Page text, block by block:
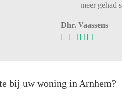
meer gehad
Dhr. Vaassens
bij uw woning in Arnhem?